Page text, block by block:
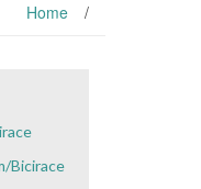
Home /
Bicirace